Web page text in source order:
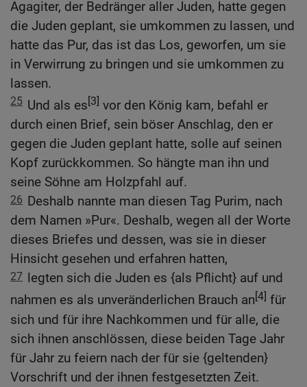
Agagiter, der Bedränger aller Juden, hatte gegen
die Juden geplant, sie umkommen zu lassen, und
hatte das Pur, das ist das Los, geworfen, um sie
in Verwirrung zu bringen und sie umkommen zu
lassen.
25 Und als es[3] vor den König kam, befahl er
durch einen Brief, sein böser Anschlag, den er
gegen die Juden geplant hatte, solle auf seinen
Kopf zurückkommen. So hängte man ihn und
seine Söhne am Holzpfahl auf.
26 Deshalb nannte man diesen Tag Purim, nach
dem Namen »Pur«. Deshalb, wegen all der Worte
dieses Briefes und dessen, was sie in dieser
Hinsicht gesehen und erfahren hatten,
27 legten sich die Juden es {als Pflicht} auf und
nahmen es als unveränderlichen Brauch an[4] für
sich und für ihre Nachkommen und für alle, die
sich ihnen anschlössen, diese beiden Tage Jahr
für Jahr zu feiern nach der für sie {geltenden}
Vorschrift und der ihnen festgesetzten Zeit.